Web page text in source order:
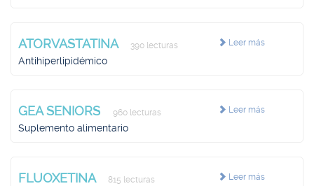
Leer más
ATORVASTATINA 390 lecturas
Antihiperlipidémico
Leer más
GEA SENIORS 960 lecturas
Suplemento alimentario
Leer más
FLUOXETINA 815 lecturas